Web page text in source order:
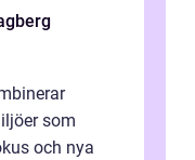
som
och nya